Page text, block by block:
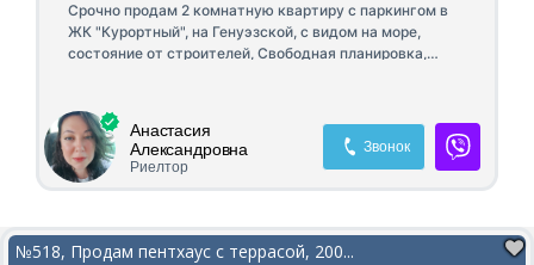
Срочно продам 2 комнатную квартиру с паркингом в
ЖК "Курортный", на Генуэзской, с видом на море,
состояние от строителей, Свободная планировка,
микрорайона спа-центр, продуктовый магазин, кафе. 5
минут до пляжа Аркадия, 15 минут до центра на авто,
удобная транспортная развязка, парк, торгово-
развлекательные комплексы, теннисные корты,
и детский сад.
Анастасия
Александровна
Риелтор
Звонок
№518, Продам пентхаус с террасой, 200...